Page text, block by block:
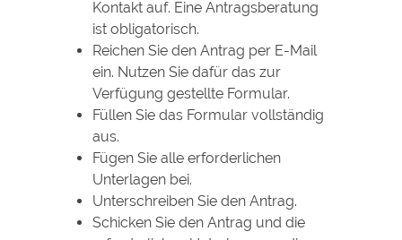
Kontakt auf. Eine Antragsberatung
ist obligatorisch.
Reichen Sie den Antrag per E-Mail
ein. Nutzen Sie dafür das zur
Verfügung gestellte Formular.
Füllen Sie das Formular vollständig
aus.
Fügen Sie alle erforderlichen
Unterlagen bei.
Unterschreiben Sie den Antrag.
Schicken Sie den Antrag und die